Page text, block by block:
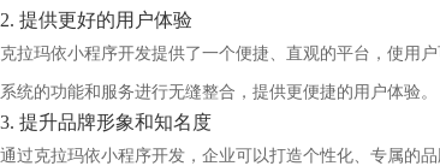
2. 提供更好的用户体验
克拉玛依小程序开发提供了一个便捷、直观的平台，使用
系统的功能和服务进行无缝整合，提供更便捷的用户体验。
3. 提升品牌形象和知名度
通过克拉玛依小程序开发，企业可以打造个性化、专属的